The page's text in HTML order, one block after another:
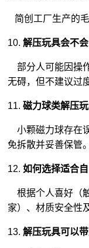
简创工厂生产的
10.解压玩具会不会
部分人可能因操
无碍，但不建议过
11.磁力球类解压玩
小颗磁力球存在
免拆散并妥善保管。
12.如何选择适合
根据个人喜好（
家）、材质安全性
13.解压玩具可以带